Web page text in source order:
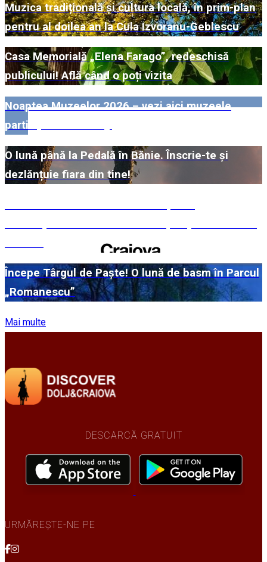
Muzica tradițională și cultura locală, în prim-plan
pentru al doilea an la Cula Izvoranu-Geblescu
Casa Memorială „Elena Farago”, redeschisă
publicului! Află când o poți vizita
Noaptea Muzeelor 2026 – vezi aici muzeele
participante din Dolj!
O lună până la Pedală în Bănie. Înscrie-te și
dezlănțuie fiara din tine!
Începe Târgul de Paște! O lună de basm în Parcul
„Romanescu”
Mai multe
DESCARCĂ GRATUIT
URMĂREȘTE-NE PE